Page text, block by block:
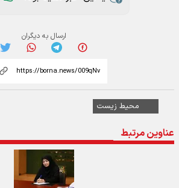
ارسال به دیگران
محیط زیست
عناوین مرتبط